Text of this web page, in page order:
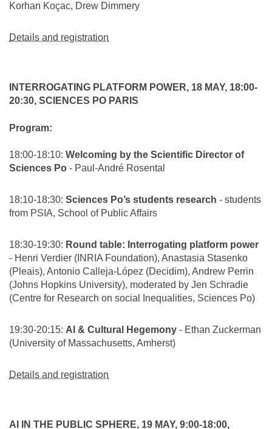
Korhan Koçac, Drew Dimmery
Details and registration
INTERROGATING PLATFORM POWER, 18 MAY, 18:00-
20:30, SCIENCES PO PARIS
Program:
18:00-18:10: Welcoming by the Scientific Director of
Sciences Po - Paul-André Rosental
18:10-18:30: Sciences Po’s students research - students
from PSIA, School of Public Affairs
18:30-19:30: Round table: Interrogating platform power
- Henri Verdier (INRIA Foundation), Anastasia Stasenko
(Pleais), Antonio Calleja-López (Decidim), Andrew Perrin
(Johns Hopkins University), moderated by Jen Schradie
(Centre for Research on social Inequalities, Sciences Po)
19:30-20:15: AI & Cultural Hegemony - Ethan Zuckerman
(University of Massachusetts, Amherst)
Details and registration
AI IN THE PUBLIC SPHERE, 19 MAY, 9:00-18:00,